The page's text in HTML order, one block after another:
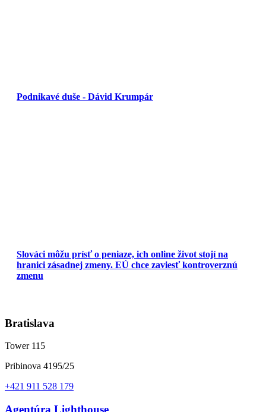
Podnikavé duše - Dávid Krumpár
Slováci môžu prísť o peniaze, ich online život stojí na
hranici zásadnej zmeny. EÚ chce zaviesť kontroverznú
zmenu
Bratislava
Tower 115
Pribinova 4195/25
+421 911 528 179
Agentúra Lighthouse